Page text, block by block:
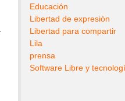
Educación
Libertad de expresión
Libertad para compartir
Lila
prensa
Software Libre y